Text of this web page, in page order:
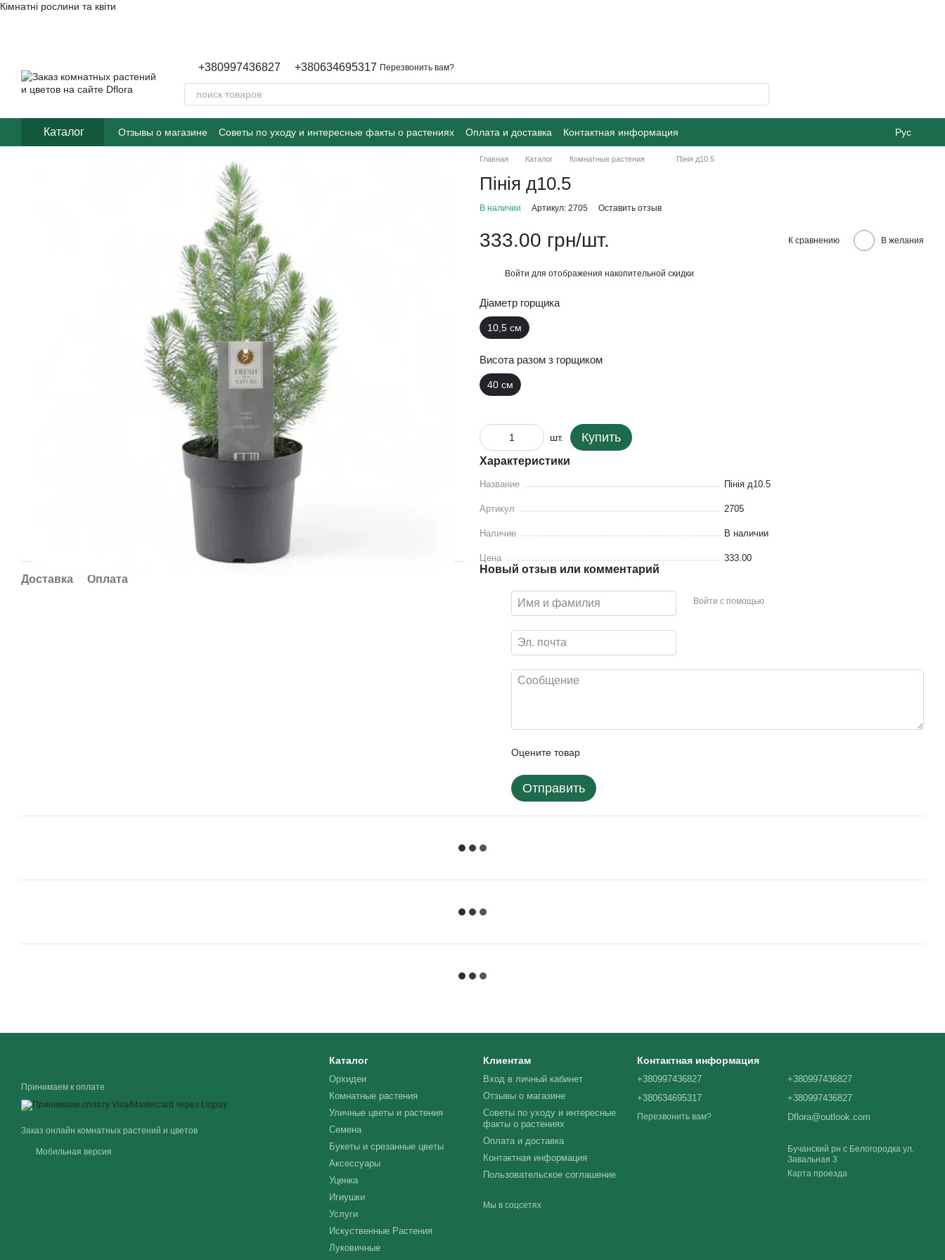
Перейти к основному контенту
Кімнатні рослини та квіти
+380997436827 +380634695317 Перезвонить вам?
Каталог Отзывы о магазине Советы по уходу и интересные факты о растениях Оплата и доставка
Контактная информация
Пользовательское соглашение
Рус
Доставка Оплата
Главная Каталог Комнатные растения Пінія д10.5
Пінія д10.5
В наличии Артикул: 2705 Оставить отзыв
333.00 грн/шт. К сравнению В желания
Войти для отображения накопительной скидки
Діаметр горщика
10,5 см
Висота разом з горщиком
40 см
шт. Купить
Характеристики
Название Пінія д10.5
Артикул 2705
Наличие В наличии
Цена 333.00
Новый отзыв или комментарий
Войти с помощью
Оцените товар
Отправить
Принимаем к оплате
Заказ онлайн комнатных растений и цветов
Мобильная версия
Каталог
Орхидеи
Комнатные растения
Уличные цветы и растения
Семена
Букеты и срезанные цветы
Аксессуары
Уценка
Игиушки
Услуги
Искуственные Растения
Луковичные
Клиентам
Вход в личный кабинет
Отзывы о магазине
Советы по уходу и интересные
факты о растениях
Оплата и доставка
Контактная информация
Пользовательское соглашение
Мы в соцсетях
Контактная информация
+380997436827
+380634695317
Перезвонить вам?
+380997436827
+380997436827
Dflora@outlook.com
Бучанский рн с Белогородка ул.
Завальная 3
Карта проезда